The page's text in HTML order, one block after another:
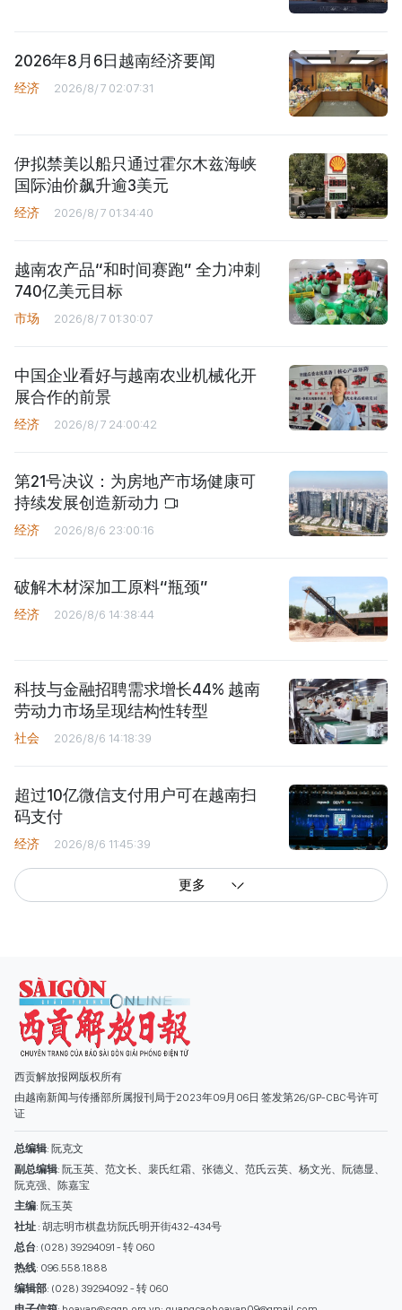
2026年8月6日越南经济要闻
经济 2026/8/7 02:07:31
伊拟禁美以船只通过霍尔木兹海峡
国际油价飙升逾3美元
经济 2026/8/7 01:34:40
越南农产品“和时间赛跑” 全力冲刺
740亿美元目标
市场 2026/8/7 01:30:07
中国企业看好与越南农业机械化开
展合作的前景
经济 2026/8/7 24:00:42
第21号决议：为房地产市场健康可
持续发展创造新动力
经济 2026/8/6 23:00:16
破解木材深加工原料“瓶颈”
经济 2026/8/6 14:38:44
科技与金融招聘需求增长44% 越南
劳动力市场呈现结构性转型
社会 2026/8/6 14:18:39
超过10亿微信支付用户可在越南扫
码支付
经济 2026/8/6 11:45:39
更多